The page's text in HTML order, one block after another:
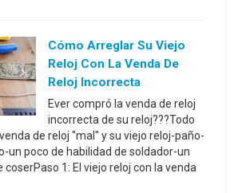
Cómo Arreglar Su Viejo
Reloj Con La Venda De
Reloj Incorrecta
Ever compró la venda de reloj
incorrecta de su reloj???Todo
de reloj "mal" y su viejo reloj-paño-
un poco de habilidad de soldador-un
coserPaso 1: El viejo reloj con la venda